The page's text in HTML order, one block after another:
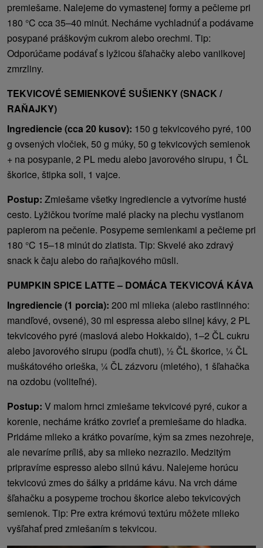
premiešame. Nalejeme do vymastenej formy a pečieme pri
180 °C cca 35–40 minút. Necháme vychladnúť a podávame
posypané práškovým cukrom alebo orechmi. Tip:
Odporúčame podávať s lyžicou šľahačky alebo vanilkovej
zmrzliny.
TEKVICOVÉ SEMIENKOVÉ SUŠIENKY (SNACK /
RAŇAJKY)
Ingrediencie (cca 20 kusov): 150 g tekvicového pyré, 100
g ovsených vločiek, 50 g múky, 50 g tekvicových semienok
+ na posypanie, 2 PL medu alebo javorového sirupu, 1 ČL
škorice, štipka soli, 1 vajce.
Postup: Zmiešame všetky ingrediencie a vytvoríme husté
cesto. Lyžičkou tvoríme malé placky na plechu vystlanom
papierom na pečenie. Posypeme semienkami a pečieme pri
180 °C 15–18 minút do zlatista. Tip: Skvelé ako zdravý
snack k čaju alebo do raňajkového müsli.
PUMPKIN SPICE LATTE – DOMÁCA TEKVICOVÁ KÁVA
Ingrediencie (1 porcia): 200 ml mlieka (alebo rastlinného:
mandľové, ovsené), 30 ml espressa alebo silnej kávy, 2 PL
tekvicového pyré (maslová alebo Hokkaido), 1–2 ČL cukru
alebo javorového sirupu (podľa chuti), ½ ČL škorice, ¼ ČL
muškátového orieška, ¼ ČL zázvoru (mletého), 1 šľahačka
na ozdobu (voliteľné).
Postup: V malom hrnci zmiešame tekvicové pyré, cukor a
korenie, necháme krátko zovrieť a premiešame do hladka.
Pridáme mlieko a krátko povaríme, kým sa zmes nezohreje,
ale nevaríme príliš, aby sa mlieko nezrazilo. Medzitým
pripravíme espresso alebo silnú kávu. Nalejeme horúcu
tekvicovú zmes do šálky a pridáme kávu. Na vrch dáme
šľahačku a posypeme trochou škorice alebo tekvicových
semienok. Tip: Pre extra krémovú textúru môžete mlieko
vyšľahať pred zmiešaním s tekvicou.